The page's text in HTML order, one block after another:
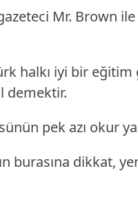
Mr. Brown
halkı iyi bir
demektir.
pek azı okur
burasına dikkat,